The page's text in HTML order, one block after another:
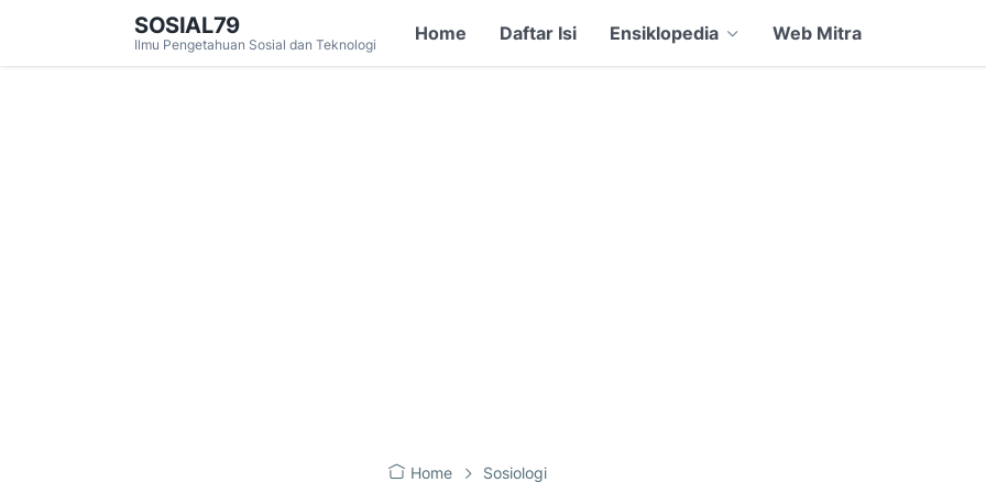
SOSIAL79
Ilmu Pengetahuan Sosial dan Teknologi
Home Daftar Isi Ensiklopedia Web Mitra
Home Sosiologi